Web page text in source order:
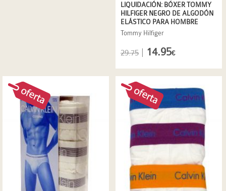
LIQUIDACIÓN: BÓXER TOMMY
HILFIGER NEGRO DE ALGODÓN
ELÁSTICO PARA HOMBRE
Tommy Hilfiger
29.75 | 14.95€